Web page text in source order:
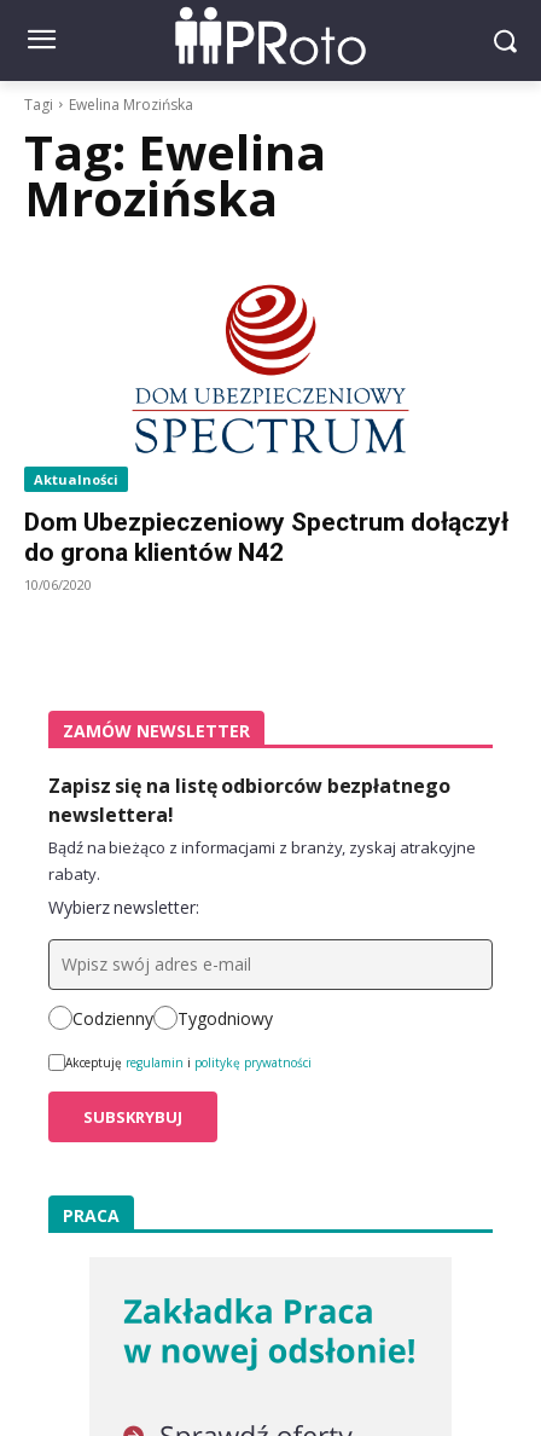
Tagi Ewelina Mrozińska
Tag: Ewelina
Mrozińska
Aktualności
Dom Ubezpieczeniowy Spectrum dołączył
do grona klientów N42
10/06/2020
ZAMÓW NEWSLETTER
Zapisz się na listę odbiorców bezpłatnego
newslettera!
Bądź na bieżąco z informacjami z branży, zyskaj atrakcyjne
rabaty.
Wybierz newsletter:
Codzienny Tygodniowy
Akceptuję regulamin i politykę prywatności
PRACA